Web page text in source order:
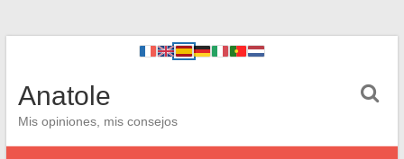
Anatole
Mis opiniones, mis consejos